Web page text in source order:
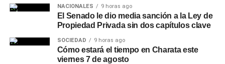
NACIONALES 9 horas ago
El Senado le dio media sanción a la Ley de
Propiedad Privada sin dos capítulos clave
SOCIEDAD 9 horas ago
Cómo estará el tiempo en Charata este
viernes 7 de agosto